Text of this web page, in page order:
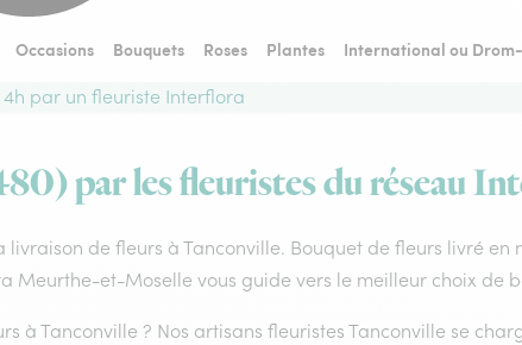
Occasions Bouquets Roses Plantes
International ou
par un fleuriste Interflora
par les fleuristes du réseau
livraison de fleurs à Tanconville. Bouquet de fleurs livré en
Meurthe-et-Moselle vous guide vers le meilleur choix de
à Tanconville ? Nos artisans fleuristes Tanconville se